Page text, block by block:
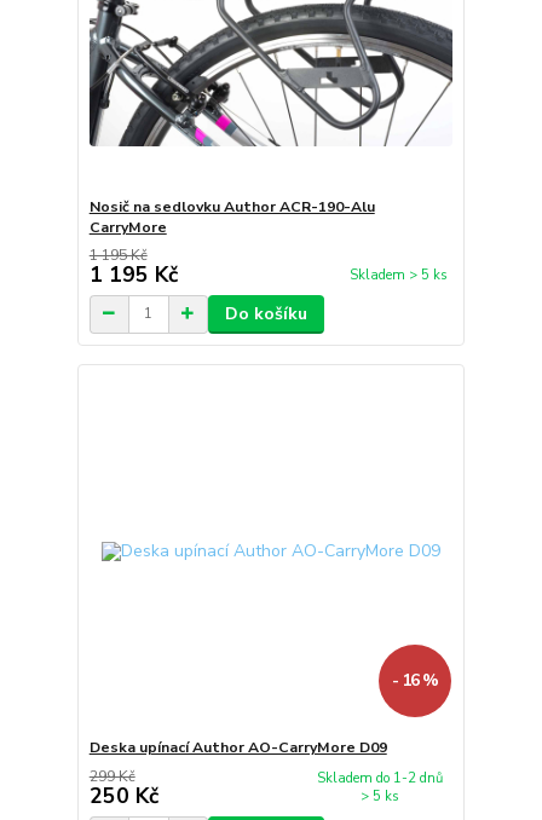
Nosič na sedlovku Author ACR-190-Alu
CarryMore
1 195 Kč
1 195 Kč Skladem > 5 ks
Do košíku
- 16 %
Deska upínací Author AO-CarryMore D09
299 Kč
250 Kč
Skladem do 1-2 dnů
> 5 ks